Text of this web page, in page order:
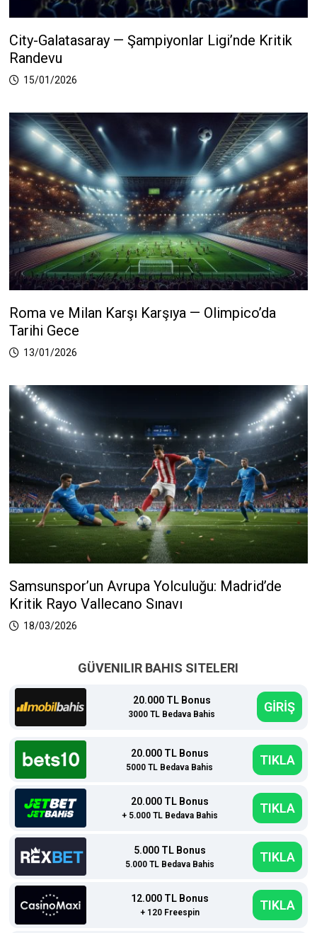
City-Galatasaray — Şampiyonlar Ligi’nde Kritik
Randevu
15/01/2026
Roma ve Milan Karşı Karşıya — Olimpico’da
Tarihi Gece
13/01/2026
Samsunspor’un Avrupa Yolculuğu: Madrid’de
Kritik Rayo Vallecano Sınavı
18/03/2026
GÜVENILIR BAHIS SITELERI
20.000 TL Bonus
3000 TL Bedava Bahis GİRİŞ
20.000 TL Bonus
5000 TL Bedava Bahis TIKLA
20.000 TL Bonus
+ 5.000 TL Bedava Bahis TIKLA
5.000 TL Bonus
5.000 TL Bedava Bahis TIKLA
12.000 TL Bonus
+ 120 Freespin TIKLA